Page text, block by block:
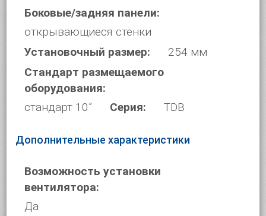
Боковые/задняя панели:
открывающиеся стенки
Установочный размер:
254 мм
Стандарт размещаемого
оборудования:
стандарт 10”
Серия: TDB
Дополнительные характеристики
Возможность установки
вентилятора:
Да